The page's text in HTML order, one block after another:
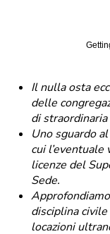
Il nulla osta
delle
di
Uno sguardo
cui
licenze del
Sede.
disciplina
locazioni